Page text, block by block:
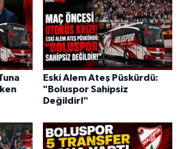
Eski Alem Ateş Püskürdü:
"Boluspor Sahipsiz
Değildir!"